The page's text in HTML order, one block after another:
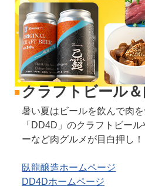
クラフトビール
暑い夏はビールを飲んで肉
「DD4D」のクラフトビー
ーなど肉グルメが目白押し！
臥龍醸造ホームページ
DD4Dホームページ